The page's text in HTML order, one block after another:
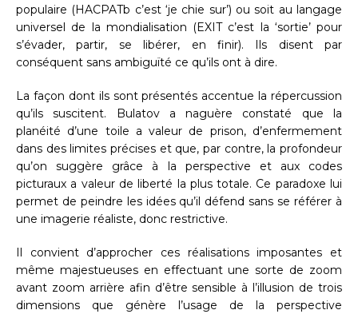
populaire (HACPATb c’est ‘je chie sur’) ou soit au langage
universel de la mondialisation (EXIT c’est la ‘sortie’ pour
s’évader, partir, se libérer, en finir). Ils disent par
conséquent sans ambiguïté ce qu’ils ont à dire.
La façon dont ils sont présentés accentue la répercussion
qu’ils suscitent. Bulatov a naguère constaté que la
planéité d’une toile a valeur de prison, d’enfermement
dans des limites précises et que, par contre, la profondeur
qu’on suggère grâce à la perspective et aux codes
picturaux a valeur de liberté la plus totale. Ce paradoxe lui
permet de peindre les idées qu’il défend sans se référer à
une imagerie réaliste, donc restrictive.
Il convient d’approcher ces réalisations imposantes et
même majestueuses en effectuant une sorte de zoom
avant zoom arrière afin d’être sensible à l’illusion de trois
dimensions que génère l’usage de la perspective